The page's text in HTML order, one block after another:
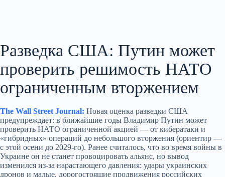
Разведка США: Путин может
проверить решимость НАТО
ограниченным вторжением
The Wall Street Journal: Новая оценка разведки США
предупреждает: в ближайшие годы Владимир Путин может
проверить НАТО ограниченной акцией — от кибератаки и
«гибридных» операций до небольшого вторжения (ориентир —
с этой осени до 2029‑го). Ранее считалось, что во время войны в
Украине он не станет провоцировать альянс, но вывод
изменился из‑за нарастающего давления: удары украинских
дронов и малые, дорогостоящие продвижения российских